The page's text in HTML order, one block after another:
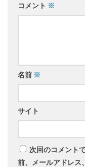
コメント ※
名前 ※
サイト
次回のコメント
前、メールアドレス